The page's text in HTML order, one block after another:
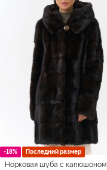
-18% Последний размер
Норковая шуба с капюшоном